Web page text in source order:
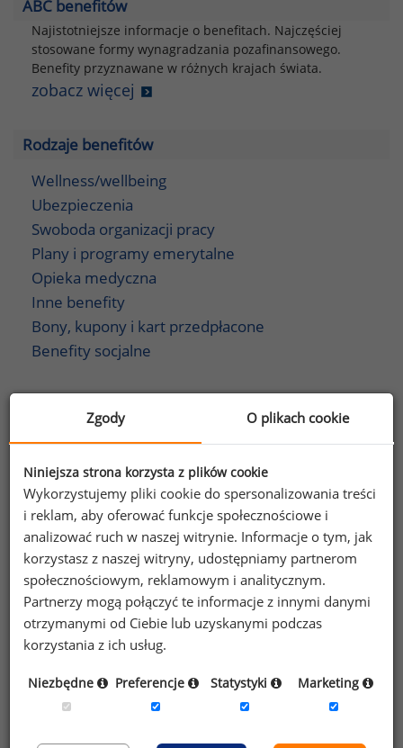
ABC benefitów
Najistotniejsze informacje o benefitach. Najczęściej
stosowane formy wynagradzania pozafinansowego.
Benefity przyznawane w różnych krajach świata.
zobacz więcej
Rodzaje benefitów
Wellness/wellbeing
Ubezpieczenia
Swoboda organizacji pracy
Plany i programy emerytalne
Opieka medyczna
Inne benefity
Bony, kupony i kart przedpłacone
Benefity socjalne
Benefity i świadczenia pracownicze na przykładzie różnych
zobacz więcej
Trendy i praktyki
Benefity w różnych krajach świata. Benefity
w poszczególnych branżach i dla różnych grup
pracowików. Trendy w świadczeniach dodatkowych.
zobacz więcej
Ocena świadczeń dodatkowych przez pracowników.
Badanie satysfakcji z otrzymywanych wyników. Edukacja
Zgody O plikach cookie
Niniejsza strona korzysta z plików cookie
Wykorzystujemy pliki cookie do spersonalizowania treści
i reklam, aby oferować funkcje społecznościowe i
analizować ruch w naszej witrynie. Informacje o tym, jak
korzystasz z naszej witryny, udostępniamy partnerom
społecznościowym, reklamowym i analitycznym.
Partnerzy mogą połączyć te informacje z innymi danymi
otrzymanymi od Ciebie lub uzyskanymi podczas
korzystania z ich usług.
Niezbędne Preferencje Statystyki Marketing